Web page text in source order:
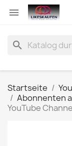

search
Startseite
Abonnenten
YouTube